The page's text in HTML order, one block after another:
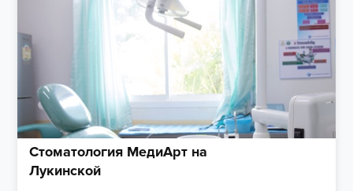
Стоматология МедиАрт на
Лукинской